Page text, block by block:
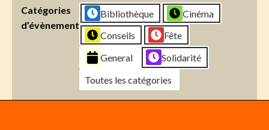
Catégories
d’évènement
Bibliothèque
Cinéma
Conseils
Fête
General
Solidarité
Toutes les catégories